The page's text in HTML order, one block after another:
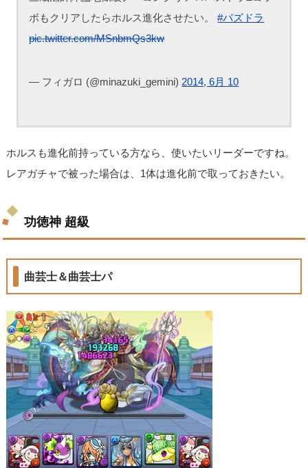
ボもクリアしたらホルス進化させたい。#パズドラ
pic.twitter.com/MSnbmQs3kw
— フィガロ (@minazuki_gemini) 2014, 6月 10
ホルスも進化前持っている方なら、使いたいリーダーですね。
レアガチャで被った場合は、1体は進化前で取っておきたい。
功徳神 超級
曲芸士＆曲芸士パ